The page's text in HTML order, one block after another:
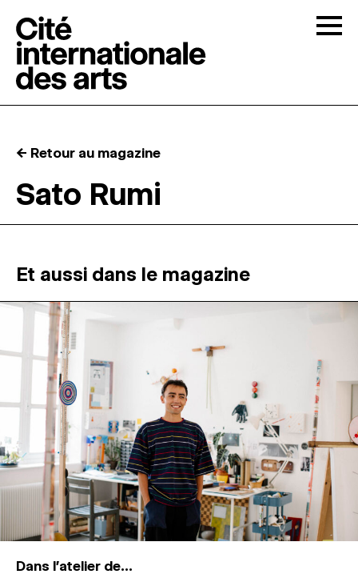
RÉSIDENCES ↓
ATELIERS OUVERTS
PROGRAMMATION
MAGAZINE
ESPACES DE PRATIQUE ARTISTIQUE ↓
Recherche
Connexion
← Retour au magazine
Sato Rumi
Et aussi dans le magazine
Dans l'atelier de...